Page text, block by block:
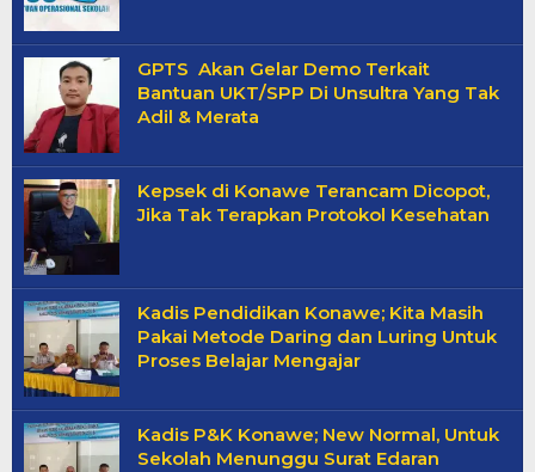
GPTS Akan Gelar Demo Terkait
Bantuan UKT/SPP Di Unsultra Yang Tak
Adil & Merata
Kepsek di Konawe Terancam Dicopot,
Jika Tak Terapkan Protokol Kesehatan
Kadis Pendidikan Konawe; Kita Masih
Pakai Metode Daring dan Luring Untuk
Proses Belajar Mengajar
Kadis P&K Konawe; New Normal, Untuk
Sekolah Menunggu Surat Edaran